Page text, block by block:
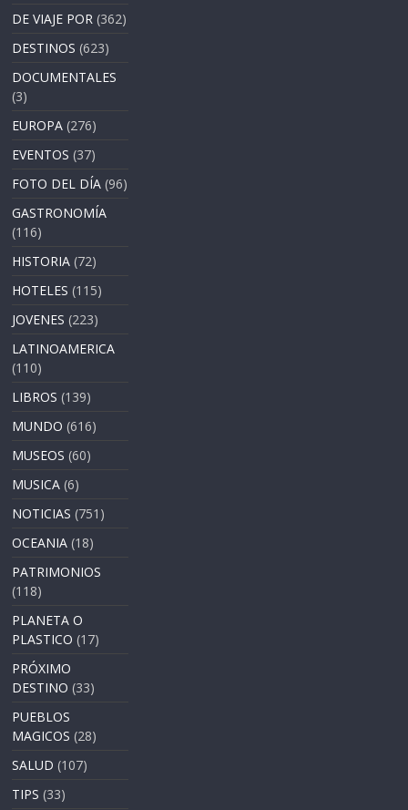
DE VIAJE POR (362)
DESTINOS (623)
DOCUMENTALES
(3)
EUROPA (276)
EVENTOS (37)
FOTO DEL DÍA (96)
GASTRONOMÍA
(116)
HISTORIA (72)
HOTELES (115)
JOVENES (223)
LATINOAMERICA
(110)
LIBROS (139)
MUNDO (616)
MUSEOS (60)
MUSICA (6)
NOTICIAS (751)
OCEANIA (18)
PATRIMONIOS
(118)
PLANETA O
PLASTICO (17)
PRÓXIMO
DESTINO (33)
PUEBLOS
MAGICOS (28)
SALUD (107)
TIPS (33)